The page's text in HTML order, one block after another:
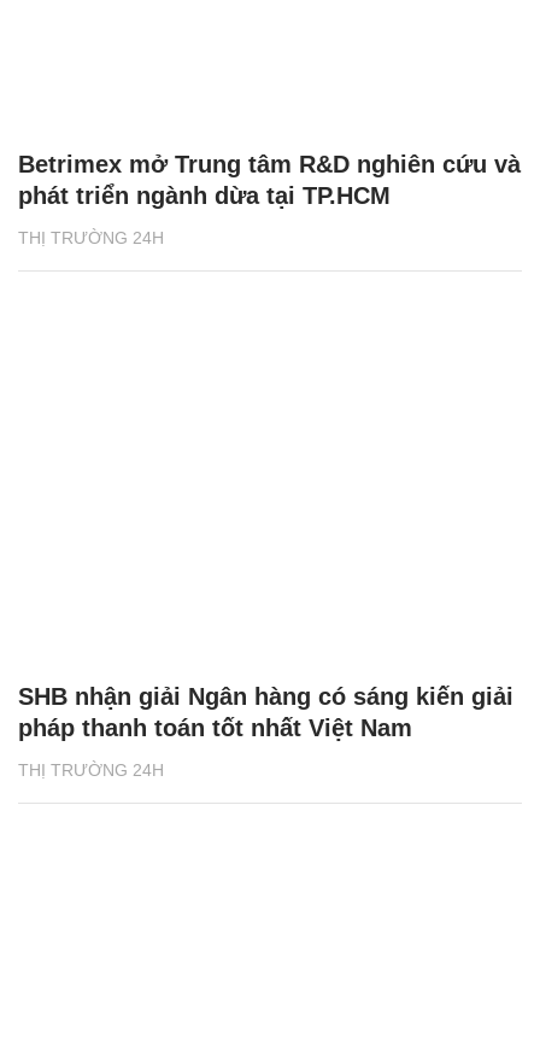
THỊ TRƯỜNG 24H
Betrimex mở Trung tâm R&D nghiên cứu và
phát triển ngành dừa tại TP.HCM
THỊ TRƯỜNG 24H
SHB nhận giải Ngân hàng có sáng kiến giải
pháp thanh toán tốt nhất Việt Nam